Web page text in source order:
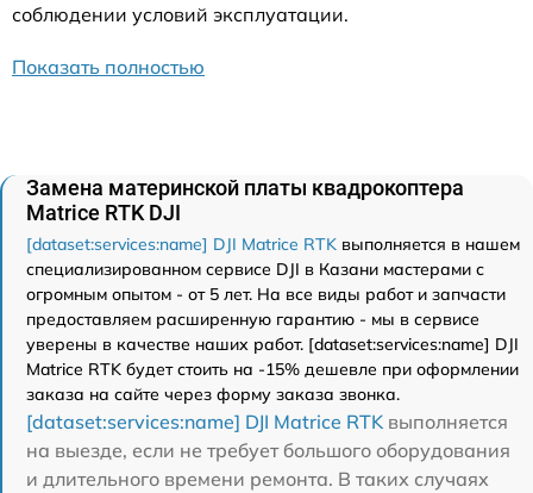
соблюдении условий эксплуатации.
Показать полностью
Замена материнской платы квадрокоптера
Matrice RTK DJI
[dataset:services:name] DJI Matrice RTK выполняется в нашем
специализированном сервисе DJI в Казани мастерами с
огромным опытом - от 5 лет. На все виды работ и запчасти
предоставляем расширенную гарантию - мы в сервисе
уверены в качестве наших работ. [dataset:services:name] DJI
Matrice RTK будет стоить на -15% дешевле при оформлении
заказа на сайте через форму заказа звонка.
[dataset:services:name] DJI Matrice RTK выполняется
на выезде, если не требует большого оборудования
и длительного времени ремонта. В таких случаях